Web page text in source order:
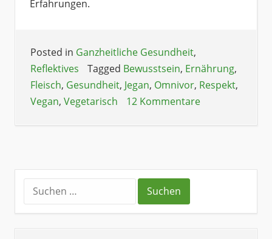
Erfahrungen.
Posted in Ganzheitliche Gesundheit,
Reflektives
Tagged Bewusstsein, Ernährung,
Fleisch, Gesundheit, Jegan, Omnivor, Respekt,
Vegan, Vegetarisch 12 Kommentare